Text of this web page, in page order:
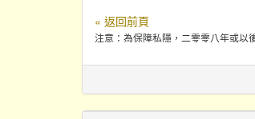
« 返回前頁
注意：為保障私隱，二零零八年或以